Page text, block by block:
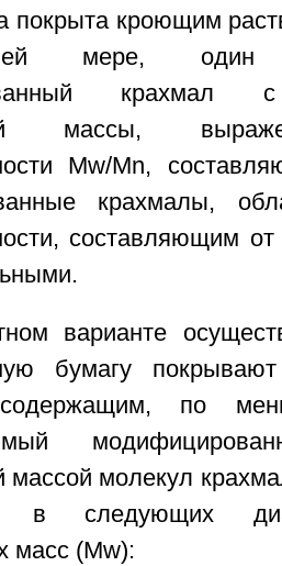
покрыта кроющим
мере, один
крахмал с
массы,
Mw/Mn,
крахмалы,
составляющим
варианте
бумагу
содержащим, по
массой молекул
в следующих
масс (Mw):